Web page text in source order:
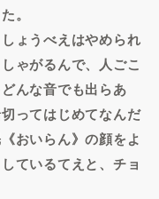
。
ょうべえはやめられ
ゃがるんで、人ごこ
んな音でも出らあ
ってはじめてなんだ
おいらん》の顔をよ
ているてえと、チョ